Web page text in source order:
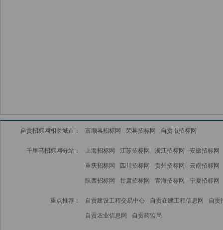
自贡招标网相关城市： 富顺县招标网 荣县招标网 自贡市招标网
千里马招标网分站： 上海招标网 江苏招标网 浙江招标网 安徽招标网
重庆招标网 四川招标网 贵州招标网 云南招标网
陕西招标网 甘肃招标网 青海招标网 宁夏招标网
重点推荐： 自贡建设工程交易中心 自贡在建工程信息网 自贡
自贡农业信息网 自贡药监局